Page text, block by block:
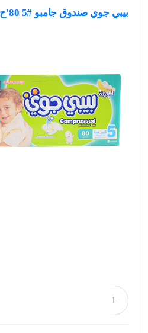
بيبي جوي صندوق جامبو #5 80'ح